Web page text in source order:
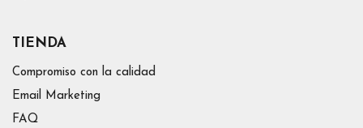
TIENDA
Compromiso con la calidad
Email Marketing
FAQ